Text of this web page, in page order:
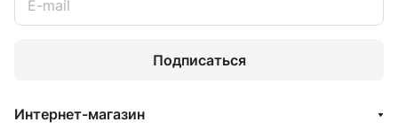
Подписаться
Интернет-магазин